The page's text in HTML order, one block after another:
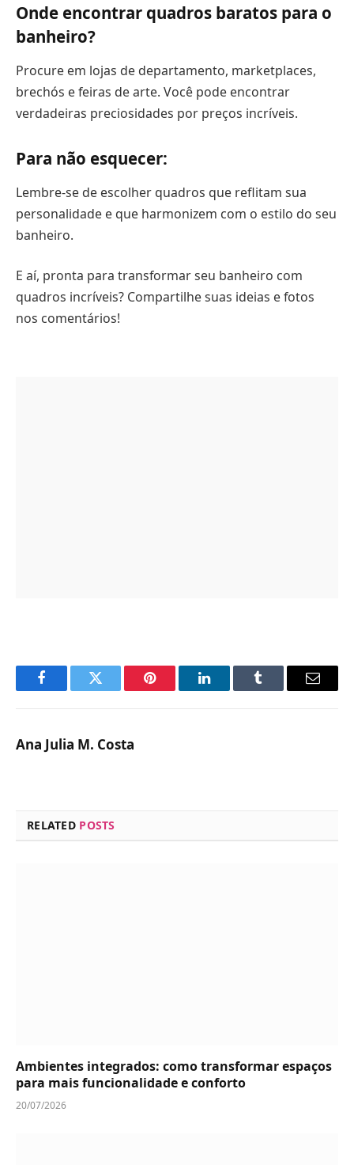
Onde encontrar quadros baratos para o
banheiro?
Procure em lojas de departamento, marketplaces,
brechós e feiras de arte. Você pode encontrar
verdadeiras preciosidades por preços incríveis.
Para não esquecer:
Lembre-se de escolher quadros que reflitam sua
personalidade e que harmonizem com o estilo do seu
banheiro.
E aí, pronta para transformar seu banheiro com
quadros incríveis? Compartilhe suas ideias e fotos
nos comentários!
FacebookTwitter Pinterest LinkedInTumblr Email
Ana Julia M. Costa
RELATED POSTS
Ambientes integrados: como transformar espaços
para mais funcionalidade e conforto
20/07/2026